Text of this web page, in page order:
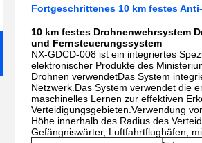
Fortgeschrittenes 10 km festes
10 km festes Drohnenwehrsystem
und Fernsteuerungssystem
NX-GDCD-008 ist ein integriertes
elektronischer Produkte des
Drohnen verwendetDas System
Netzwerk.Das System verwendet die
maschinelles Lernen zur effektiven
Verteidigungsgebieten.Verwendung
Höhe innerhalb des Radius des
Gefängniswärter, Luftfahrtflughäfen,